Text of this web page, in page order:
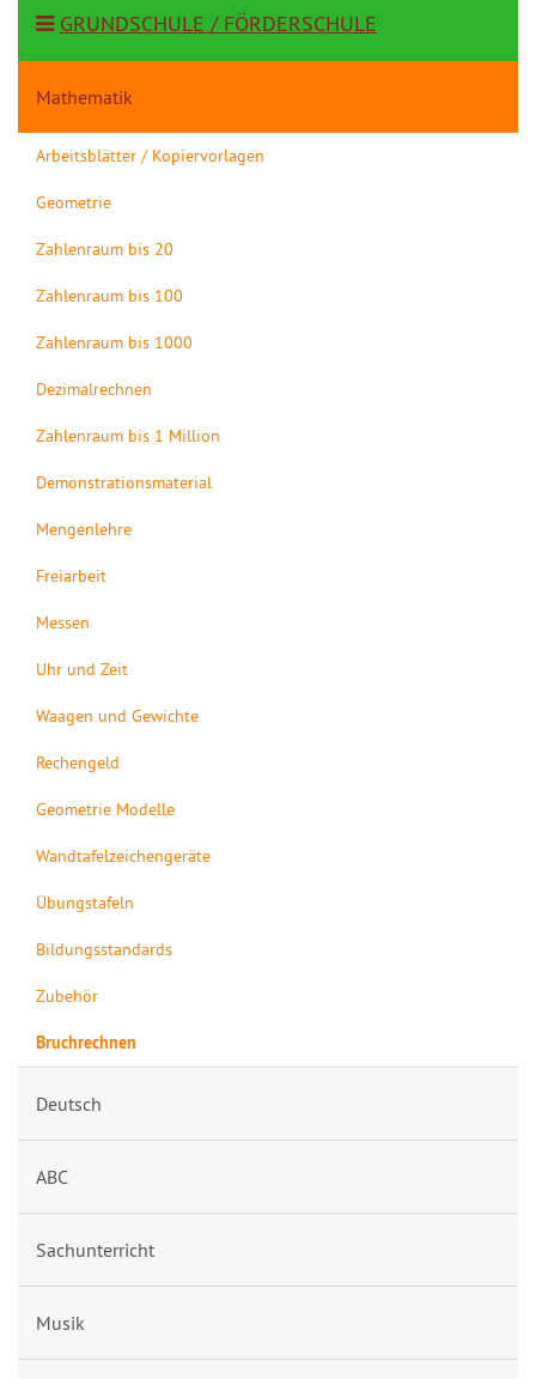
GRUNDSCHULE / FÖRDERSCHULE
Mathematik
Arbeitsblätter / Kopiervorlagen
Geometrie
Zahlenraum bis 20
Zahlenraum bis 100
Zahlenraum bis 1000
Dezimalrechnen
Zahlenraum bis 1 Million
Demonstrationsmaterial
Mengenlehre
Freiarbeit
Messen
Uhr und Zeit
Waagen und Gewichte
Rechengeld
Geometrie Modelle
Wandtafelzeichengeräte
Übungstafeln
Bildungsstandards
Zubehör
Bruchrechnen
Deutsch
ABC
Sachunterricht
Musik